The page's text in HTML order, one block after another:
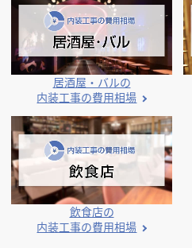
居酒屋・バルの
内装工事の費用相場
飲食店の
内装工事の費用相場